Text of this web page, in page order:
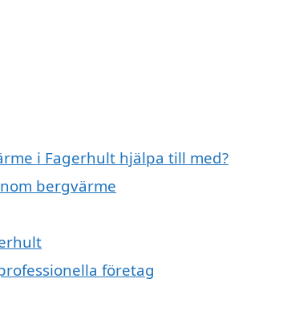
i Fagerhult hjälpa till med?
bergvärme
företag